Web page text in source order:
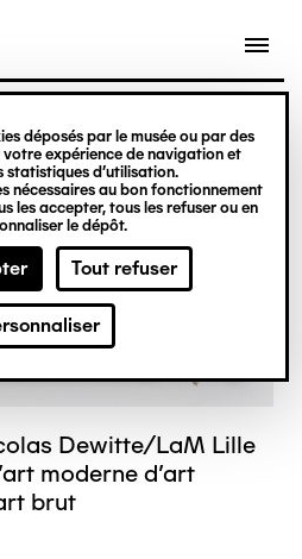
déposés par le musée ou par des
votre expérience de navigation et
statistiques d’utilisation.
nécessaires au bon fonctionnement
les accepter, tous les refuser ou en
le dépôt.
Tout refuser
Dewitte/LaM Lille
moderne d’art
brut